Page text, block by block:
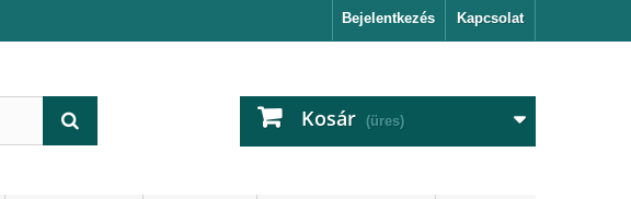
Kapcsolat
Bejelentkezés
Kosár (üres)